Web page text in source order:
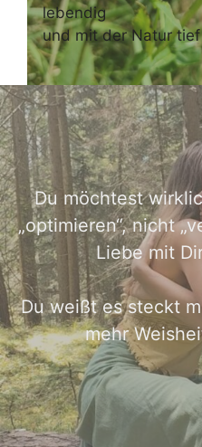
lebendig
und mit der Natur
Du möchtest
„optimieren“, nicht
Liebe mit
Du weißt es steckt
mehr